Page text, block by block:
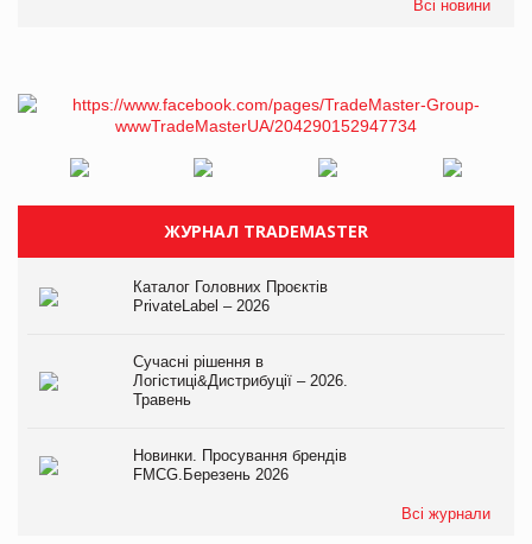
Всі новини
ЖУРНАЛ TRADEMASTER
Каталог Головних Проєктів
PrivateLabel – 2026
Сучасні рішення в
Логістиці&Дистрибуції – 2026.
Травень
Новинки. Просування брендів
FMCG.Березень 2026
Всі журнали